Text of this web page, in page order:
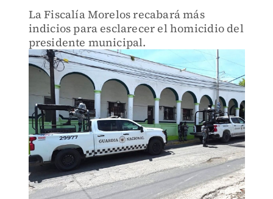
La Fiscalía Morelos recabará más
indicios para esclarecer el homicidio del
presidente municipal.